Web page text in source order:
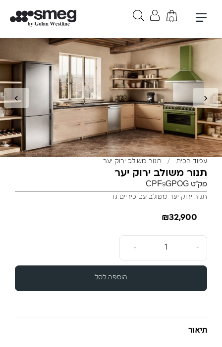
0
עמוד הבית / תנור משולב ירוק יער
תנור משולב ירוק יער
מק"ט CPF9GPOG
תנור ירוק יער משולב עם כיריים גז
₪32,900
-
+
הוספה לסל
תיאור
בקבוק אורבן 1 ליטר בצבע לבן
₪279
+הוספה